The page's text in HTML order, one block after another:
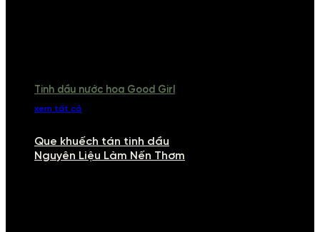
Tinh dầu nước hoa Good Girl
xem tất cả
Que khuếch tán tinh dầu
Nguyên Liệu Làm Nến Thơm